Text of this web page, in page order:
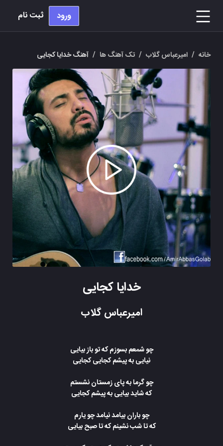
ورود ثبت نام
خانه / امیرعباس گلاب / تک آهنگ ها / آهنگ خدایا کجایی
خدایا کجایی
امیرعباس گلاب
چو شمعم بسوزم که تو باز بیایی
نیایی به پیشم کجایی کجایی
چو گرما به پای زمستان نشستم
که شاید بیایی به پیشم کجایی
چو باران بیامد نیامد چو یارم
که تا شب نشینم که تا صبح بیایی